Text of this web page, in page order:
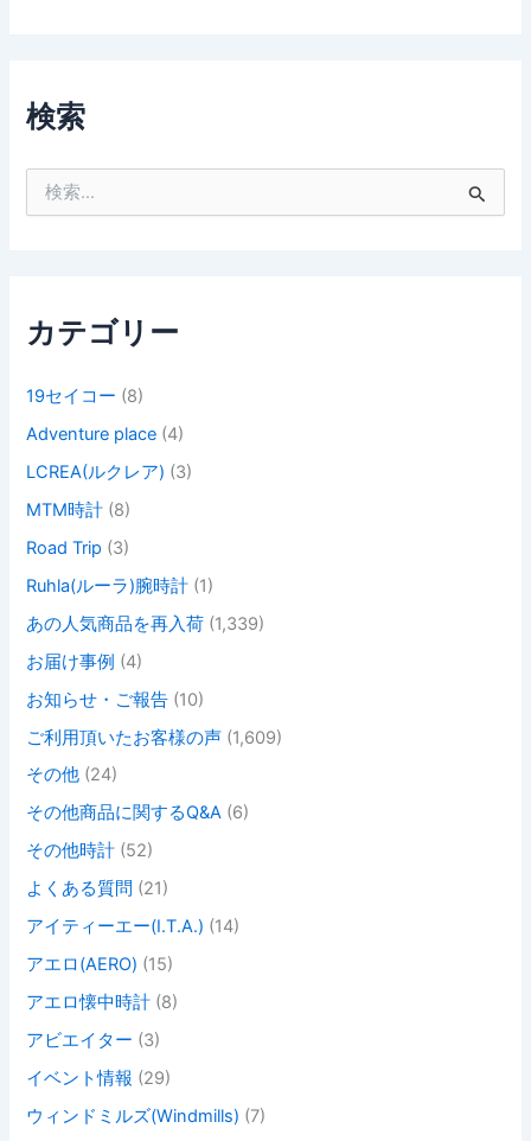
検索
カテゴリー
19セイコー (8)
Adventure place (4)
LCREA(ルクレア) (3)
MTM時計 (8)
Road Trip (3)
Ruhla(ルーラ)腕時計 (1)
あの人気商品を再入荷 (1,339)
お届け事例 (4)
お知らせ・ご報告 (10)
ご利用頂いたお客様の声 (1,609)
その他 (24)
その他商品に関するQ&A (6)
その他時計 (52)
よくある質問 (21)
アイティーエー(I.T.A.) (14)
アエロ(AERO) (15)
アエロ懐中時計 (8)
アビエイター (3)
イベント情報 (29)
ウィンドミルズ(Windmills) (7)